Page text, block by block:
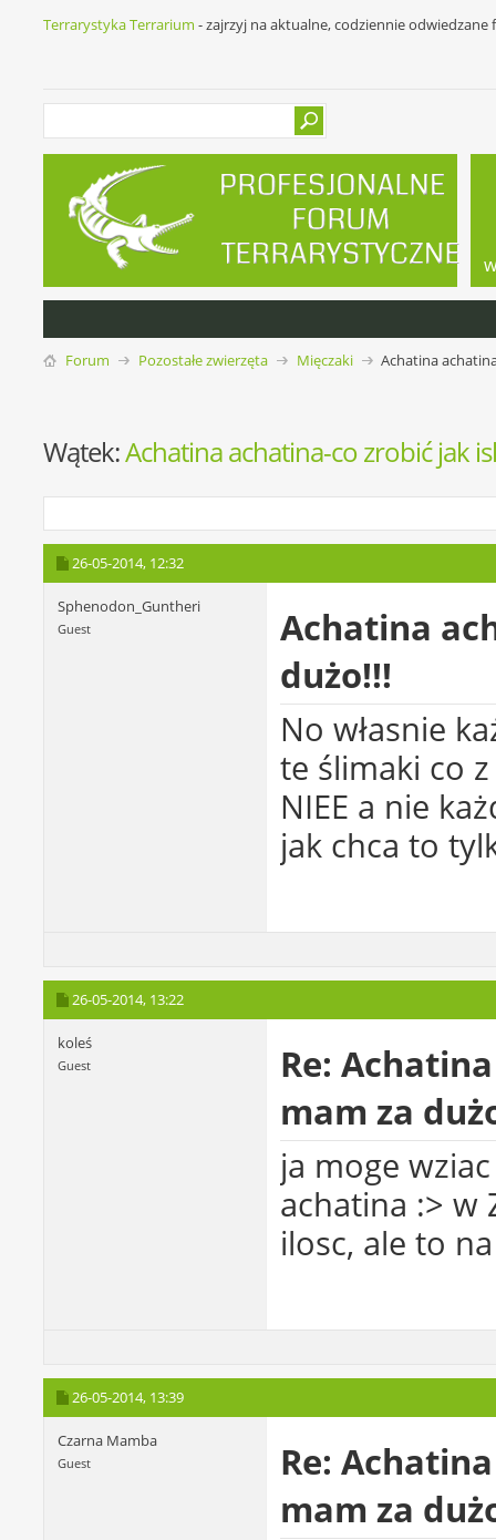
Terrarystyka Terrarium - zajrzyj na aktualne, codziennie
Forum Pozostałe zwierzęta Mięczaki Achatina
Wątek:Achatina achatina-co zrobić jak
26-05-2014, 12:32
Sphenodon_Guntheri
Guest
Achatina
dużo!!!
No własnie
te ślimaki co
NIEE a nie
jak chca to
26-05-2014, 13:22
koleś
Guest
Re:
mam za
ja moge
achatina :> w
ilosc, ale to
26-05-2014, 13:39
Czarna Mamba
Guest
Re:
mam za